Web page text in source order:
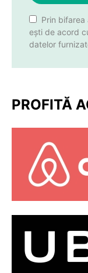
Prin
ești de acord
datelor
PROFITĂ